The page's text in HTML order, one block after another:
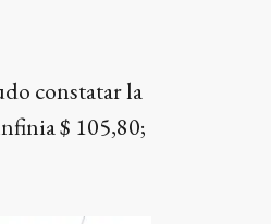
constatar la
$ 105,80;